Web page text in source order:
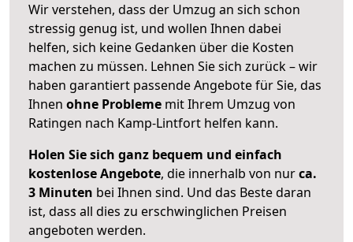
Wir verstehen, dass der Umzug an sich schon
stressig genug ist, und wollen Ihnen dabei
helfen, sich keine Gedanken über die Kosten
machen zu müssen. Lehnen Sie sich zurück – wir
haben garantiert passende Angebote für Sie, das
Ihnen ohne Probleme mit Ihrem Umzug von
Ratingen nach Kamp-Lintfort helfen kann.
Holen Sie sich ganz bequem und einfach
kostenlose Angebote, die innerhalb von nurca.
3 Minuten bei Ihnen sind. Und das Beste daran
ist, dass all dies zu erschwinglichen Preisen
angeboten werden.